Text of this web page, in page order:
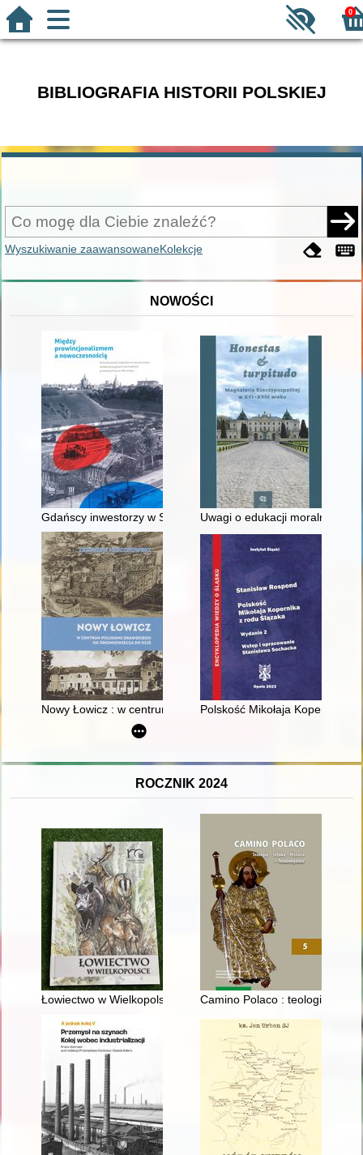
0
BIBLIOGRAFIA HISTORII POLSKIEJ
Wyszukiwanie zaawansowaneKolekcje
NOWOŚCI
Gdańscy inwestorzy w Sopocie : prestiż finansowy i
Uwagi o edukacji moralnej
Nowy Łowicz : w centrum poligonu drawskiego od
Polskość Mikołaja Kopernika z
ROCZNIK 2024
Łowiectwo w Wielkopolsce : 100 lat Polskiego Związku
Camino Polaco : teologia -